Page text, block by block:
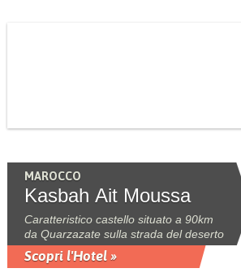
MAROCCO
Kasbah Ait Moussa
Caratteristico castello situato a 90km
da Quarzazate sulla strada del deserto
Scopri l'Hotel »